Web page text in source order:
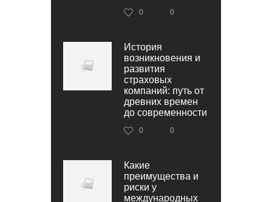
0 0
История
возникновения и
развития
страховых
компаний: путь от
древних времен
до современности
0 0
Какие
преимущества и
риски у
международных